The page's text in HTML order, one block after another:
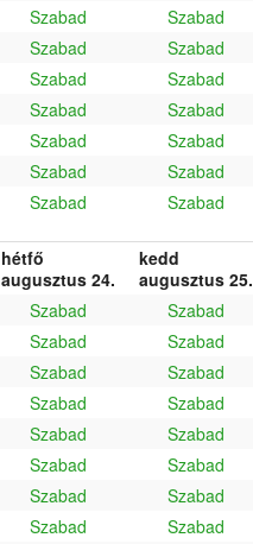
Szabad Szabad
Szabad Szabad
Szabad Szabad
Szabad Szabad
Szabad Szabad
Szabad Szabad
Szabad Szabad
hétfő
augusztus 24.
kedd
augusztus 25.
Szabad Szabad
Szabad Szabad
Szabad Szabad
Szabad Szabad
Szabad Szabad
Szabad Szabad
Szabad Szabad
Szabad Szabad